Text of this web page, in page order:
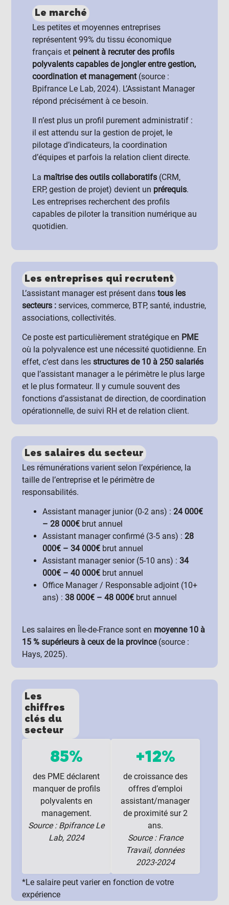
Le marché
Les petites et moyennes entreprises
représentent 99% du tissu économique
français et peinent à recruter des profils
polyvalents capables de jongler entre gestion,
coordination et management(source :
Bpifrance Le Lab, 2024). L’Assistant Manager
répond précisément à ce besoin.
Il n’est plus un profil purement administratif :
il est attendu sur la gestion de projet, le
pilotage d’indicateurs, la coordination
d’équipes et parfois la relation client directe.
La maîtrise des outils collaboratifs(CRM,
ERP, gestion de projet) devient un prérequis.
Les entreprises recherchent des profils
capables de piloter la transition numérique au
quotidien.
Les entreprises qui recrutent
L’assistant manager est présent danstous les
secteurs :services, commerce, BTP, santé, industrie,
associations, collectivités.
Ce poste est particulièrement stratégique en PME
où la polyvalence est une nécessité quotidienne. En
effet, c‘est dans les structures de 10 à 250 salariés
que l’assistant manager a le périmètre le plus large
et le plus formateur. Il y cumule souvent des
fonctions d’assistanat de direction, de coordination
opérationnelle, de suivi RH et de relation client.
Les salaires du secteur
Les rémunérations varient selon l’expérience, la
taille de l’entreprise et le périmètre de
responsabilités.
Assistant manager junior (0-2 ans) : 24 000€
– 28 000€ brut annuel
Assistant manager confirmé (3-5 ans) : 28
000€ – 34 000€ brut annuel
Assistant manager senior (5-10 ans) : 34
000€ – 40 000€ brut annuel
Office Manager / Responsable adjoint (10+
ans) : 38 000€ – 48 000€ brut annuel
Les salaires en Île-de-France sont en moyenne 10 à
15 % supérieurs à ceux de la province(source :
Hays, 2025).
Les
chiffres
clés du
secteur
85%
des PME déclarent
manquer de profils
polyvalents en
management.
Source : Bpifrance Le
Lab, 2024
+12%
de croissance des
offres d’emploi
assistant/manager
de proximité sur 2
ans.
Source : France
Travail, données
2023-2024
*Le salaire peut varier en fonction de votre
expérience